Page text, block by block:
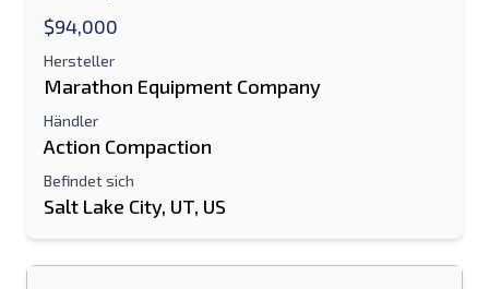
$94,000
Hersteller
Marathon Equipment Company
Händler
Action Compaction
Befindet sich
Salt Lake City, UT, US